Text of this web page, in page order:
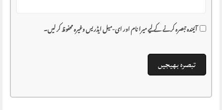
آئیندہ تبصرہ کرنے کے لیے میرا نام اور ای-میل ایڈریس وغیرہ محفوظ کر لیں۔